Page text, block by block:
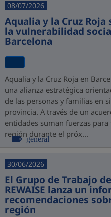
08/07/2026
Aqualia y la Cruz
la vulnerabilidad
Barcelona
Aqualia y la Cruz Roja en
una alianza estratégica
de las personas y familias en
provincia. A través de un
entidades suman fuerzas
región durante el próx...
general
30/06/2026
El Grupo de Trabajo
REWAISE lanza un
recomendaciones
región